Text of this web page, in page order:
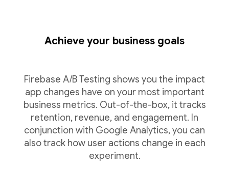
Achieve your business goals
Firebase A/B Testing shows you the impact
app changes have on your most important
business metrics. Out-of-the-box, it tracks
retention, revenue, and engagement. In
conjunction with Google Analytics, you can
also track how user actions change in each
experiment.